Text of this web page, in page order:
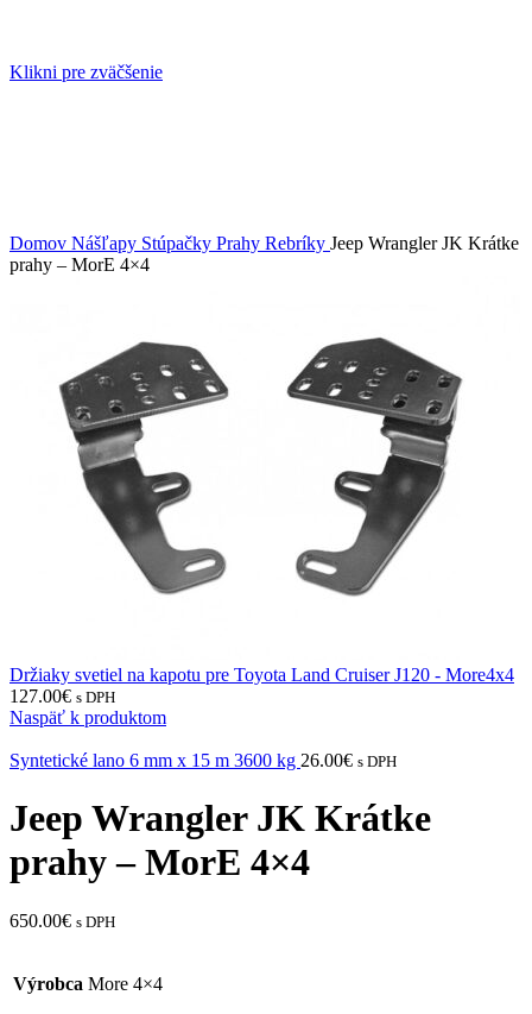
Klikni pre zväčšenie
Domov Nášľapy Stúpačky Prahy Rebríky Jeep Wrangler JK Krátke
prahy – MorE 4×4
Držiaky svetiel na kapotu pre Toyota Land Cruiser J120 - More4x4
127.00€ s DPH
Naspäť k produktom
Syntetické lano 6 mm x 15 m 3600 kg 26.00€ s DPH
Jeep Wrangler JK Krátke
prahy – MorE 4×4
650.00€ s DPH
Výrobca More 4×4